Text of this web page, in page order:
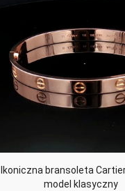
Ikoniczna bransoleta
model klasyczny